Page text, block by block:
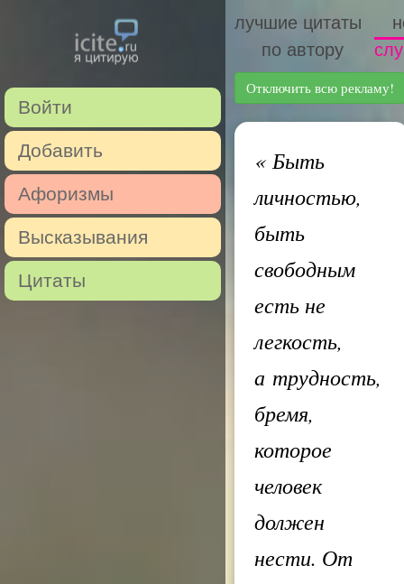
Войти
Добавить
Афоризмы
Высказывания
Цитаты
лучшие цитаты
по автору
Отключить всю рекламу!
«Быть
личностью,
быть
свободным
есть не
легкость,
а трудность,
бремя,
которое
человек
должен
нести. От